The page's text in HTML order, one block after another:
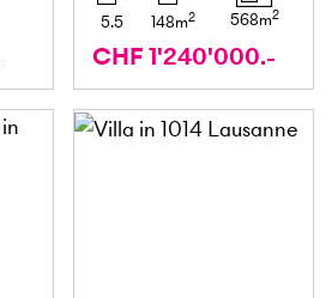
5.5 148m2 568m2
CHF 1'240'000.-